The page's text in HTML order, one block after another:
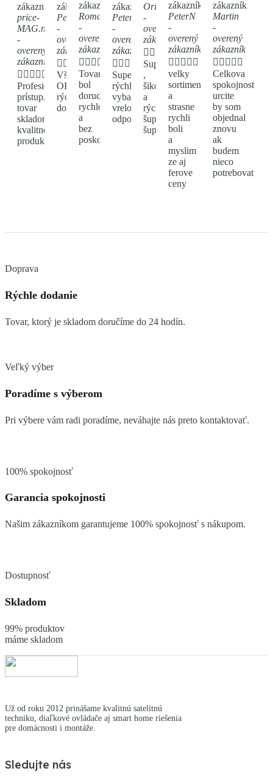
price-
MAG.net
-
overený
zákazník
    
Profesionálny
prístup,
tovar
skladom,
kvalitné
produkty
Peter
-
overený
zákazník
  
Všetko
OK,
rýchle
dodanie
Roman
-
overený
zákazník
   
Tovar
bol
doruceny
rychlo
a
bez
poskodenia.
Peter
-
overený
zákazník
  
Super
rýchle
vybavenie
vrelo
odporúčam.
Oriri
-
overený
zákazník
 

Super
,
šikovne
a
rýchlo
šup
šup
PeterN
-
overený
zákazník
    
velky
sortiment
a
strasne
rychli
boli
a
myslim
ze aj
ferove
ceny
Martin
-
overený
zákazník
    
Celkova
spokojnost,
urcite
by som
objednal
znovu
ak
budem
nieco
potrebovat
Doprava
Rýchle dodanie
Tovar, ktorý je skladom doručíme do 24 hodín.
Veľký výber
Poradíme s výberom
Pri výbere vám radi poradíme, neváhajte nás preto kontaktovať.
100% spokojnosť
Garancia spokojnosti
Našim zákazníkom garantujeme 100% spokojnosť s nákupom.
Dostupnosť
Skladom
99% produktov
máme skladom
Už od roku 2012 prinášame kvalitnú satelitnú
techniku, diaľkové ovládače aj smart home riešenia
pre domácnosti i montáže.
Sledujte nás